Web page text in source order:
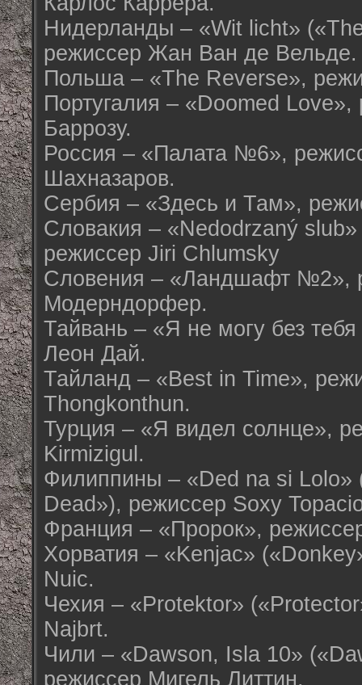
Нидерланды – «Wit licht»
режиссер Жан Ван де Вельде.
Польша – «The Reverse»,
Португалия – «Doomed
Баррозу.
Россия – «Палата №6»,
Шахназаров.
Сербия – «Здесь и Там»,
Словакия – «Nedodrzaný
режиссер Jiri Chlumsky
Словения – «Ландшафт №2»,
Модерндорфер.
Тайвань – «Я не могу без
Леон Дай.
Тайланд – «Best in Time»,
Thongkonthun.
Турция – «Я видел солнце»,
Kirmizigul.
Филиппины – «Ded na si Lolo»
Dead»), режиссер Soxy
Франция – «Пророк»,
Хорватия – «Kenjac»
Nuic.
Чехия – «Protektor»
Najbrt.
Чили – «Dawson, Isla 10»
режиссер Мигель Литтин.